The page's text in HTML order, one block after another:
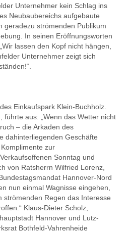
Unternehmer kein Schlag ins
Neubaubereichs aufgebaute
geradezu strömenden Publikum
In seinen Eröffnungsworten
lassen den Kopf nicht hängen,
Unternehmer zeigt sich
Einkaufspark Klein-Buchholz.
führte aus: „Wenn das Wetter nicht
– die Arkaden des
dahinterliegenden Geschäfte
zur
Sonntag und
von Ratsherrn Wilfried Lorenz,
Hannover-Nord
nun einmal Wagnisse eingehen,
strömenden Regen das Interesse
Klaus-Dieter Scholz,
Hannover und Lutz-
Bothfeld-Vahrenheide